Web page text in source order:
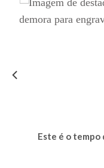
Este é o tempo